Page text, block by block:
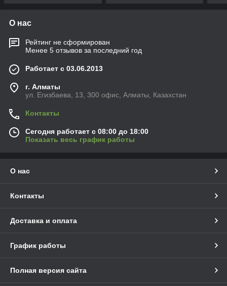
О нас
Рейтинг не сформирован
Менее 5 отзывов за последний год
Работает с 03.06.2013
г. Алматы
ул. Егизбаева, 13, 300 офис, Алматы, Казахстан
Контакты
Сегодня работает с 08:00 до 18:00
Показать весь график работы
О нас
Контакты
Доставка и оплата
График работы
Полная версия сайта